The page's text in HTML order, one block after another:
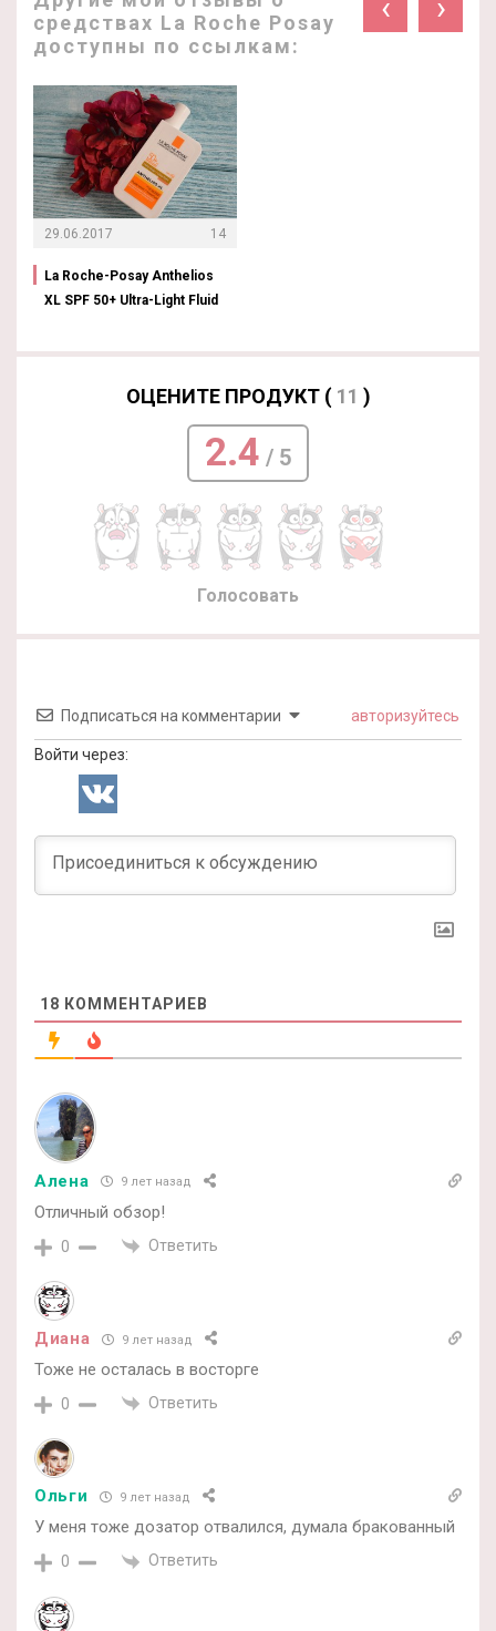
средствах La Roche Posay
доступны по ссылкам:
29.06.2017 14
La Roche-Posay Anthelios
XL SPF 50+ Ultra-Light Fluid
ОЦЕНИТЕ ПРОДУКТ ( 11 )
2.4 / 5
Голосовать
Подписаться на комментарии авторизуйтесь
Войти через:
18 КОММЕНТАРИЕВ
Алена 9 лет назад
Отличный обзор!
0 Ответить
Диана 9 лет назад
Тоже не осталась в восторге
0 Ответить
Ольги 9 лет назад
У меня тоже дозатор отвалился, думала бракованный
0 Ответить